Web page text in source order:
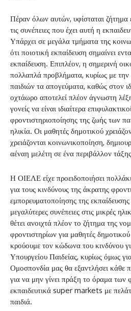
Πέραν όλων αυτών, υφίσταται
τις συνέπειες που έχει αυτή η
Υπάρχει σε μεγάλα τμήματα της
ότι ποιοτική εκπαίδευση σημαίνει
εκπαίδευση. Επιπλέον, η σημερινή
πολλαπλά προβλήματα, κυρίως με
παιδιών τα απογεύματα, καθώς στον
οχτάωρο αποτελεί πλέον άγνωστη
γονείς να είναι ιδιαίτερα
φροντιστηριοποίησης της ζωής των
ηλικία. Οι μαθητές δημοτικού
χρειάζονται κοινωνικοποίηση,
αέναη μελέτη σε ένα περιβάλλον
Η ΟΙΕΛΕ είχε προειδοποιήσει
για τους κινδύνους της άκρατης
εμπορευματοποίησης της
μεγαλύτερες συνέπειες στις μικρές
θέτει ανοιχτά πλέον το ζήτημα της
φροντιστηρίων για μαθητές
κρούουμε τον κώδωνα του κινδύνου
Υπουργείου Παιδείας, κυρίως όμως
Ομοσπονδία μας θα εξαντλήσει κάθε
για να μην γίνει πράξη το όραμα των
εκπαιδευτικά super markets με
παιδιά.